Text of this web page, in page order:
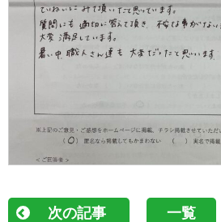
次の記事 一覧